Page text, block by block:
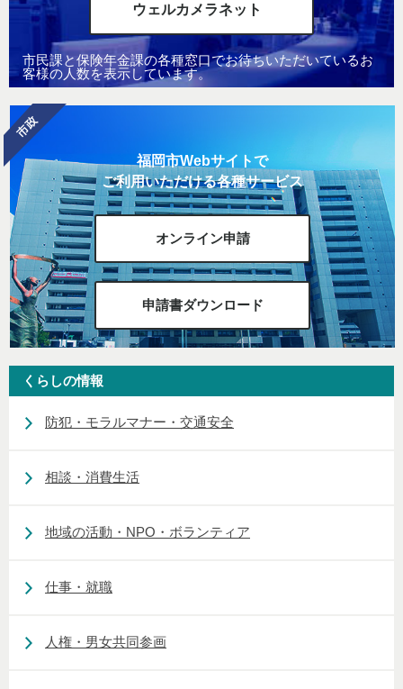
ウェルカメラネット
市民課と保険年金課の各種窓口でお待ちいただいているお
客様の人数を表示しています。
福岡市Webサイトで
ご利用いただける各種サービス
オンライン申請
申請書ダウンロード
くらしの情報
防犯・モラルマナー・交通安全
相談・消費生活
地域の活動・NPO・ボランティア
仕事・就職
人権・男女共同参画